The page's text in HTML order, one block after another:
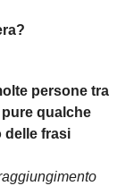
persone tra
qualche
delle frasi